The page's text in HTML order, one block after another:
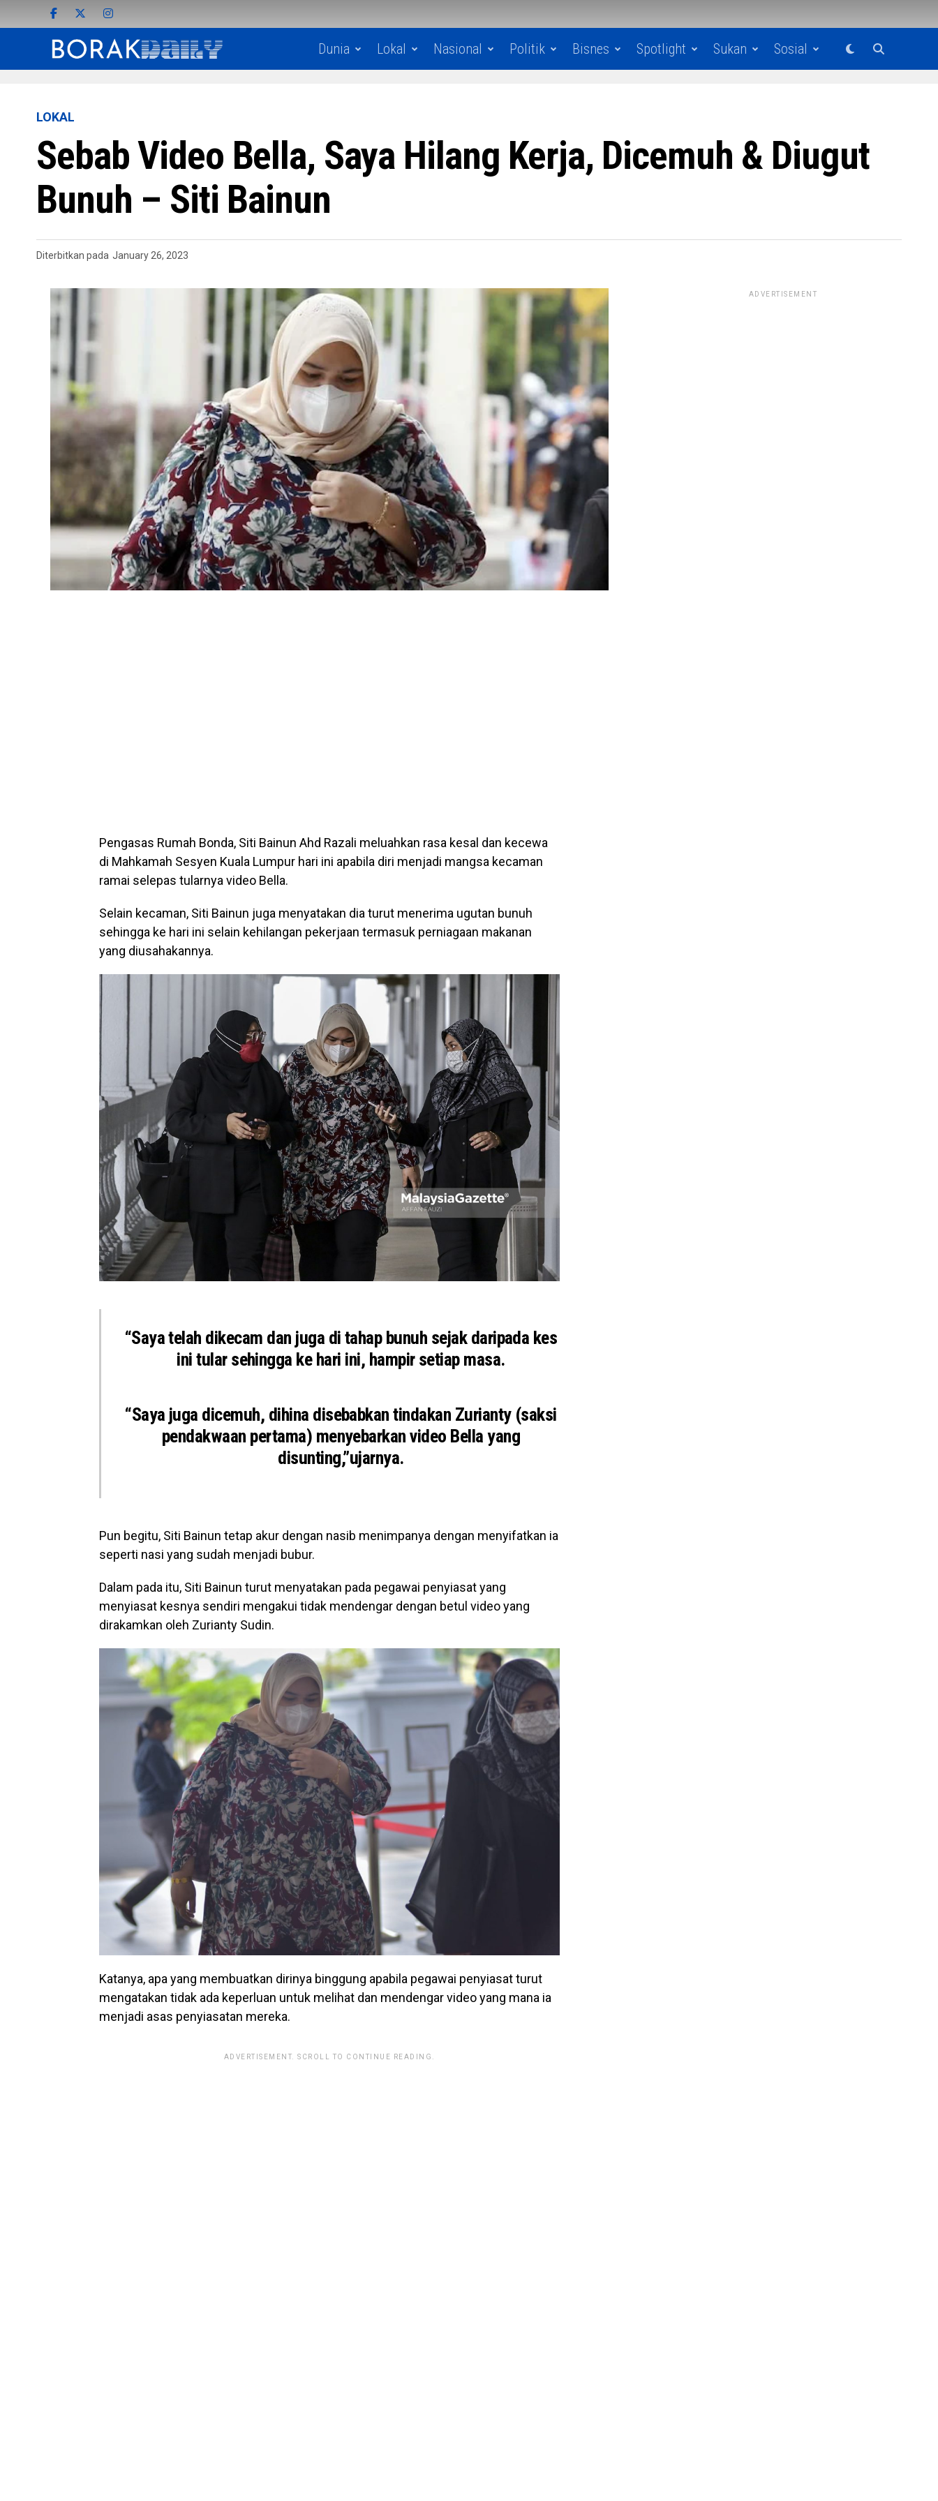
Dunia Lokal Nasional Politik Bisnes Spotlight Sukan Sosial
LOKAL
Sebab Video Bella, Saya Hilang Kerja, Dicemuh & Diugut
Bunuh – Siti Bainun
Diterbitkan pada January 26, 2023
Pengasas Rumah Bonda, Siti Bainun Ahd Razali meluahkan rasa kesal dan kecewa
di Mahkamah Sesyen Kuala Lumpur hari ini apabila diri menjadi mangsa kecaman
ramai selepas tularnya video Bella.
Selain kecaman, Siti Bainun juga menyatakan dia turut menerima ugutan bunuh
sehingga ke hari ini selain kehilangan pekerjaan termasuk perniagaan makanan
yang diusahakannya.
“Saya telah dikecam dan juga di tahap bunuh sejak daripada kes
ini tular sehingga ke hari ini, hampir setiap masa.
“Saya juga dicemuh, dihina disebabkan tindakan Zurianty (saksi
pendakwaan pertama) menyebarkan video Bella yang
disunting,”ujarnya.
Pun begitu, Siti Bainun tetap akur dengan nasib menimpanya dengan menyifatkan ia
seperti nasi yang sudah menjadi bubur.
Dalam pada itu, Siti Bainun turut menyatakan pada pegawai penyiasat yang
menyiasat kesnya sendiri mengakui tidak mendengar dengan betul video yang
dirakamkan oleh Zurianty Sudin.
Katanya, apa yang membuatkan dirinya binggung apabila pegawai penyiasat turut
mengatakan tidak ada keperluan untuk melihat dan mendengar video yang mana ia
menjadi asas penyiasatan mereka.
ADVERTISEMENT. SCROLL TO CONTINUE READING.
ADVERTISEMENT